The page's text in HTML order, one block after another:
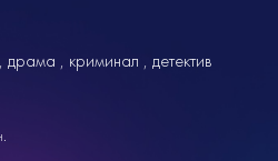
драма криминал детектив